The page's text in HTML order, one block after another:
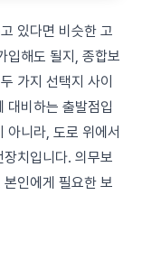
있다면 비슷한 고
입해도 될지, 종합보
가지 선택지 사이
대비하는 출발점입
아니라, 도로 위에서
치입니다. 의무보
인에게 필요한 보